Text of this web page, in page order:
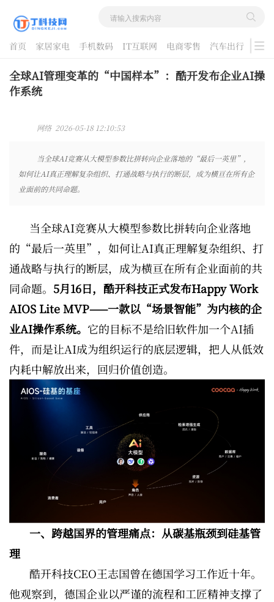
首页 家居家电 手机数码 IT互联网 电商零售 汽车出行
游戏
酷品评测
全球AI管理变革的“中国样本”：酷开发布企业AI操
作系统
网络 2026-05-18 12:10:53
当全球AI竞赛从大模型参数比拼转向企业落地的“最后一英里”，
如何让AI真正理解复杂组织、打通战略与执行的断层，成为横亘在所有企
业面前的共同命题。
当全球AI竞赛从大模型参数比拼转向企业落地
的“最后一英里”，如何让AI真正理解复杂组织、打
通战略与执行的断层，成为横亘在所有企业面前的共
同命题。 5月16日，酷开科技正式发布Happy Work
AIOS Lite MVP——一款以“场景智能”为内核的企
业AI操作系统。 它的目标不是给旧软件加一个AI插
件，而是让AI成为组织运行的底层逻辑，把人从低效
内耗中解放出来，回归价值创造。
一、跨越国界的管理痛点：从碳基瓶颈到硅基管
理
酷开科技CEO王志国曾在德国学习工作近十年。
他观察到，德国企业以严谨的流程和工匠精神支撑了